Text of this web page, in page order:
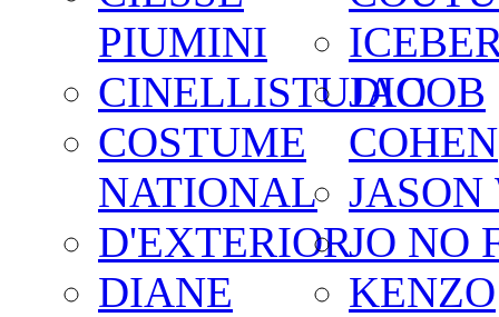
PIUMINI
CINELLISTUDIO
COSTUME
NATIONAL
D'EXTERIOR
DIANE
JACOB
COHEN
JASON
JO NO
KENZO